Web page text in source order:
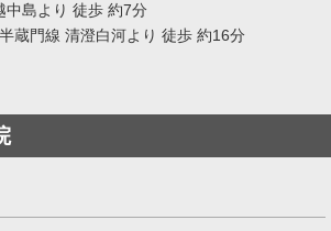
中島より 徒歩 約7分
蔵門線 清澄白河より 徒歩 約16分